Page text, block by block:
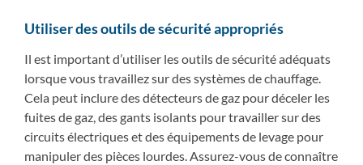
Utiliser des outils de sécurité appropriés
Il est important d’utiliser les outils de sécurité adéquats
lorsque vous travaillez sur des systèmes de chauffage.
Cela peut inclure des détecteurs de gaz pour déceler les
fuites de gaz, des gants isolants pour travailler sur des
circuits électriques et des équipements de levage pour
manipuler des pièces lourdes. Assurez-vous de connaître